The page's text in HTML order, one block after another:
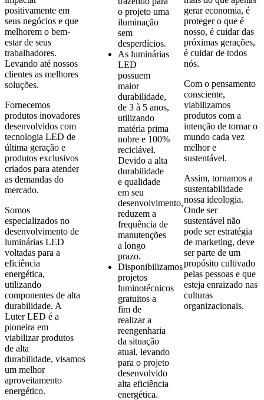
positivamente em
seus negócios e que
melhorem o bem-
estar de seus
trabalhadores.
Levando até nossos
clientes as melhores
soluções.
Fornecemos
produtos inovadores
desenvolvidos com
tecnologia LED de
última geração e
produtos exclusivos
criados para atender
as demandas do
mercado.
Somos
especializados no
desenvolvimento de
luminárias LED
voltadas para a
eficiência
energética,
utilizando
componentes de alta
durabilidade. A
Luter LED é a
pioneira em
viabilizar produtos
de alta
durabilidade, visamos
um melhor
aproveitamento
energético.
o projeto uma
iluminação
sem
desperdícios.
As luminárias
LED
possuem
maior
durabilidade,
de 3 à 5 anos,
utilizando
matéria prima
nobre e 100%
reciclável.
Devido a alta
durabilidade
e qualidade
em seu
desenvolvimento,
reduzem a
frequência de
manutenções
a longo
prazo.
Disponibilizamos
projetos
luminotécnicos
gratuitos a
fim de
realizar a
reengenharia
da situação
atual, levando
para o projeto
desenvolvido
alta eficiência
energética.
gerar economia, é
proteger o que é
nosso, é cuidar das
próximas gerações,
é cuidar de todos
nós.
Com o pensamento
consciente,
viabilizamos
produtos com a
intenção de tornar o
mundo cada vez
melhor e
sustentável.
Assim, tornamos a
sustentabilidade
nossa ideologia.
Onde ser
sustentável não
pode ser estratégia
de marketing, deve
ser parte de um
propósito cultivado
pelas pessoas e que
esteja enraizado nas
culturas
organizacionais.